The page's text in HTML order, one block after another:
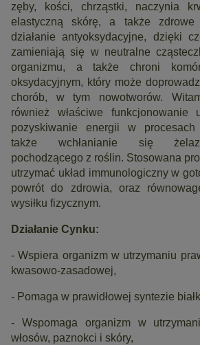
zęby, kości, chrząstki, naczynia
elastyczną skórę, a także zdrowe
działanie antyoksydacyjne, dzięki
zamieniają się w neutralne
organizmu, a także chroni
oksydacyjnym, który może
chorób, w tym nowotworów.
również właściwe funkcjonowanie
pozyskiwanie energii w procesach
także wchłanianie się
pochodzącego z roślin. Stosowana
utrzymać układ immunologiczny w
powrót do zdrowia, oraz
wysiłku fizycznym.
Działanie Cynku:
- Wspiera organizm w utrzymaniu
kwasowo-zasadowej,
- Pomaga w prawidłowej syntezie
- Wspomaga organizm w
włosów, paznokci i skóry,